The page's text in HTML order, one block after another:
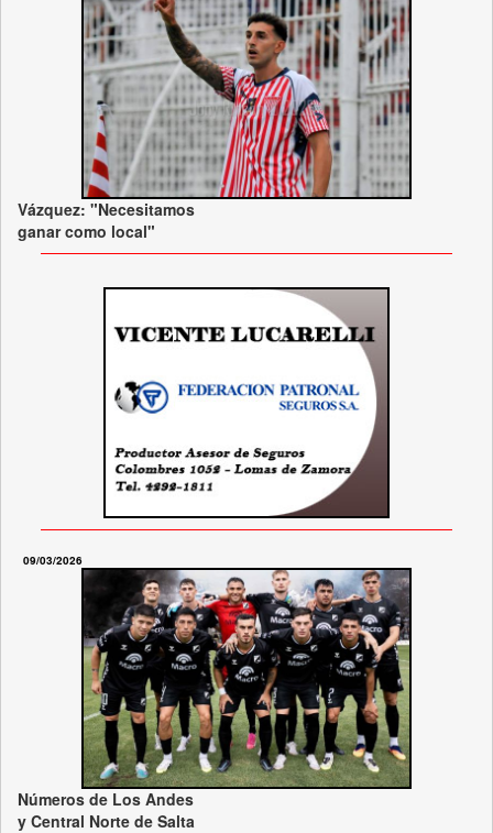
Vázquez: "Necesitamos
ganar como local"
09/03/2026
Números de Los Andes
y Central Norte de Salta